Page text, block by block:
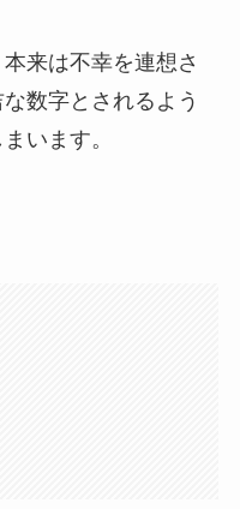
来は不幸を連想さ
数字とされるよう
います。